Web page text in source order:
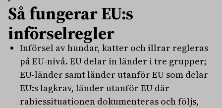
Så fungerar EU:s
införselregler
Införsel av hundar, katter och illrar regleras
på EU-nivå. EU delar in länder i tre grupper;
EU-länder samt länder utanför EU som delar
EU:s lagkrav, länder utanför EU där
rabiessituationen dokumenteras och följs,